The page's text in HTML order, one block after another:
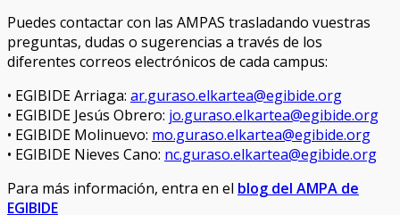
Puedes contactar con las AMPAS trasladando vuestras
preguntas, dudas o sugerencias a través de los
diferentes correos electrónicos de cada campus:
• EGIBIDE Arriaga: ar.guraso.elkartea@egibide.org
• EGIBIDE Jesús Obrero: jo.guraso.elkartea@egibide.org
• EGIBIDE Molinuevo: mo.guraso.elkartea@egibide.org
• EGIBIDE Nieves Cano: nc.guraso.elkartea@egibide.org
Para más información, entra en el blog del AMPA de
EGIBIDE